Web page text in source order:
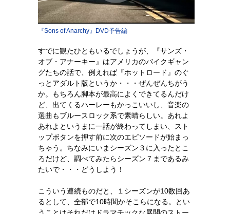
『Sons of Anarchy』DVD予告編
すでに観たひともいるでしょうが、『サンズ・
オブ・アナーキー』はアメリカのバイクギャン
グたちの話で、例えれば『ホットロード』のぐ
っとアダルト版というか・・・ぜんぜんちがう
か。もちろん脚本が最高によくできてるんだけ
ど、出てくるハーレーもかっこいいし、音楽の
選曲もブルースロック系で素晴らしい。あれよ
あれよというまに一話が終わってしまい、スト
ップボタンを押す前に次のエピソードが始まっ
ちゃう。ちなみにいまシーズン３に入ったとこ
ろだけど、調べてみたらシーズン７まであるみ
たいで・・・どうしよう！
こういう連続ものだと、１シーズンが10数回あ
るとして、全部で10時間かそこらになる。とい